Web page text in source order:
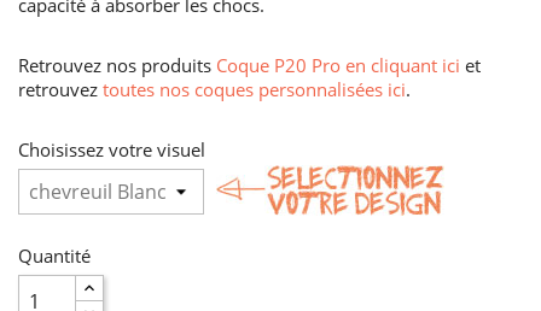
Retrouvez nos produits Coque P20 Pro en cliquant ici et
retrouvez toutes nos coques personnalisées ici.
Choisissez votre visuel
Quantité